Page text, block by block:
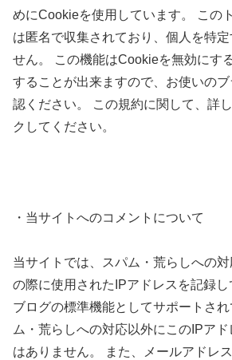
めにCookieを使用しています。 この
は匿名で収集されており、個人を特
せん。 この機能はCookieを無効にす
することが出来ますので、お使いの
認ください。 この規約に関して、詳
クしてください。
・当サイトへのコメントについて
当サイトでは、スパム・荒らしへの
の際に使用されたIPアドレスを記録
ブログの標準機能としてサポートさ
ム・荒らしへの対応以外にこのIPア
はありません。 また、メールアドレ